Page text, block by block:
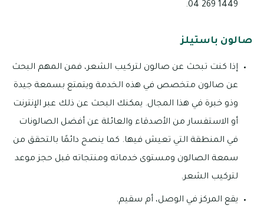
1449 269 04.
صالون باستيلز
إذا كنت تبحث عن صالون لتركيب الشعر، فمن المهم البحث
عن صالون متخصص في هذه الخدمة ويتمتع بسمعة جيدة
وذو خبرة في هذا المجال. يمكنك البحث عن ذلك عبر الإنترنت
أو الاستفسار من الأصدقاء والعائلة عن أفضل الصالونات
في المنطقة التي تعيش فيها. كما ينصح دائمًا بالتحقق من
سمعة الصالون ومستوى خدماته ومنتجاته قبل حجز موعد
لتركيب الشعر.
يقع المركز في الوصل، أم سقيم.